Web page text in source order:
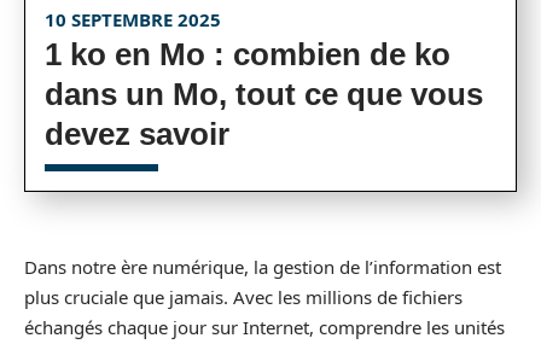
10 SEPTEMBRE 2025
1 ko en Mo : combien de ko
dans un Mo, tout ce que vous
devez savoir
Dans notre ère numérique, la gestion de l’information est
plus cruciale que jamais. Avec les millions de fichiers
échangés chaque jour sur Internet, comprendre les unités